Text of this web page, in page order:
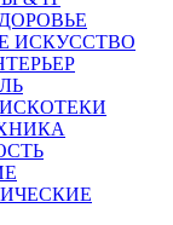
ИСКУССТВО